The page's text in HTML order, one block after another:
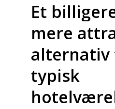
Et
mere
alternativ
typisk